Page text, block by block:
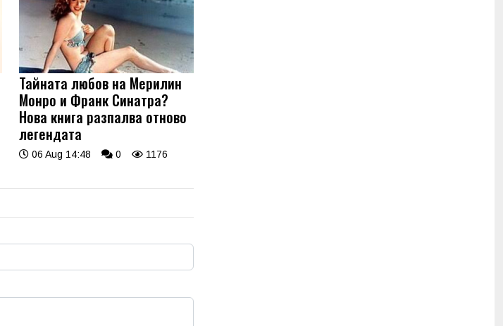
Тайната любов на Мерилин
Монро и Франк Синатра?
Нова книга разпалва отново
легендата
06 Aug 14:48 0 1176